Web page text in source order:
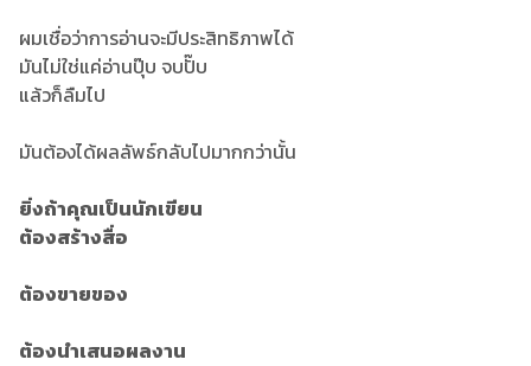
ผมเชื่อว่าการอ่านจะมีประสิทธิภาพได้
มันไม่ใช่แค่อ่านปุ๊บ จบปั๊บ
แล้วก็ลืมไป
มันต้องได้ผลลัพธ์กลับไปมากกว่านั้น
ยิ่งถ้าคุณเป็นนักเขียน
ต้องสร้างสื่อ
ต้องขายของ
ต้องนำเสนอผลงาน